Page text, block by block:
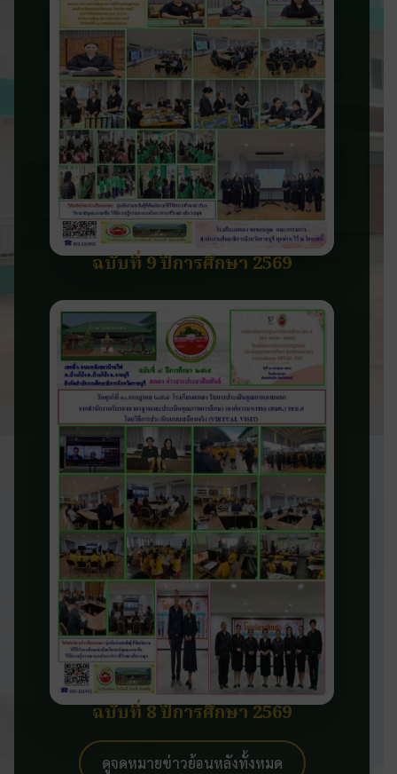
ฉบับที่ 9 ปีการศึกษา 2569
ฉบับที่ 8 ปีการศึกษา 2569
ดูจดหมายข่าวย้อนหลังทั้งหมด